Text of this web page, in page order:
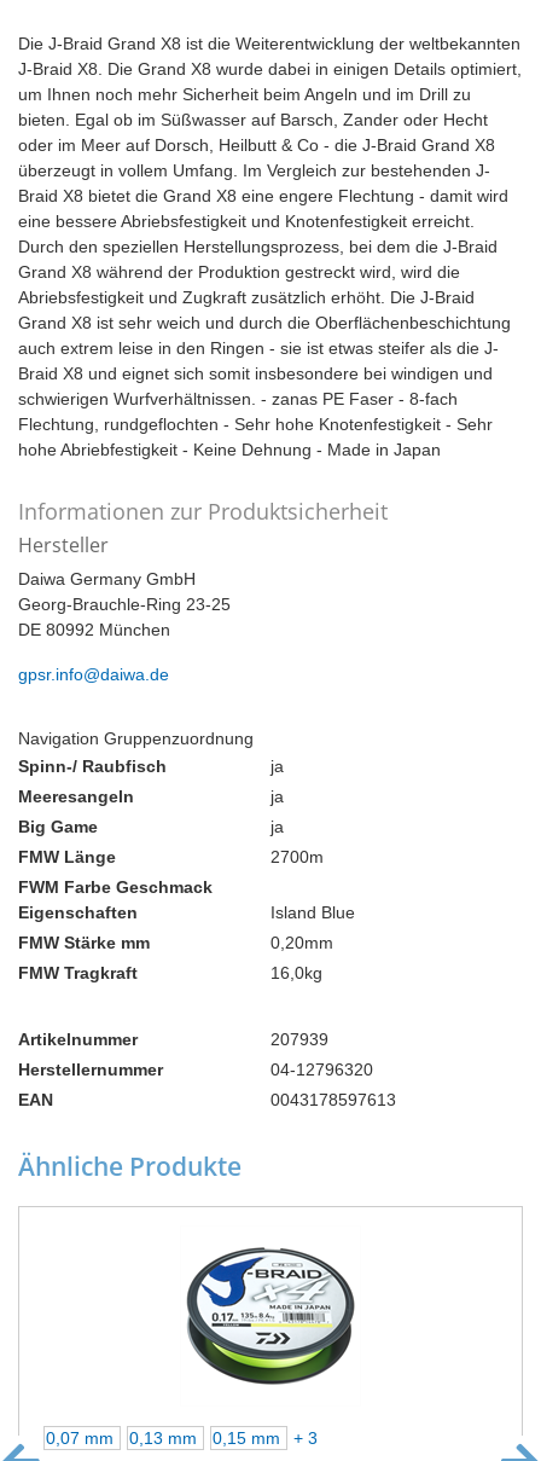
Die J-Braid Grand X8 ist die Weiterentwicklung der weltbekannten
J-Braid X8. Die Grand X8 wurde dabei in einigen Details optimiert,
um Ihnen noch mehr Sicherheit beim Angeln und im Drill zu
bieten. Egal ob im Süßwasser auf Barsch, Zander oder Hecht
oder im Meer auf Dorsch, Heilbutt & Co - die J-Braid Grand X8
überzeugt in vollem Umfang. Im Vergleich zur bestehenden J-
Braid X8 bietet die Grand X8 eine engere Flechtung - damit wird
eine bessere Abriebsfestigkeit und Knotenfestigkeit erreicht.
Durch den speziellen Herstellungsprozess, bei dem die J-Braid
Grand X8 während der Produktion gestreckt wird, wird die
Abriebsfestigkeit und Zugkraft zusätzlich erhöht. Die J-Braid
Grand X8 ist sehr weich und durch die Oberflächenbeschichtung
auch extrem leise in den Ringen - sie ist etwas steifer als die J-
Braid X8 und eignet sich somit insbesondere bei windigen und
schwierigen Wurfverhältnissen. - zanas PE Faser - 8-fach
Flechtung, rundgeflochten - Sehr hohe Knotenfestigkeit - Sehr
hohe Abriebfestigkeit - Keine Dehnung - Made in Japan
Informationen zur Produktsicherheit
Hersteller
Daiwa Germany GmbH
Georg-Brauchle-Ring 23-25
DE 80992 München
gpsr.info@daiwa.de
Navigation Gruppenzuordnung
Spinn-/ Raubfisch
ja
Meeresangeln
ja
Big Game
ja
FMW Länge
2700m
FWM Farbe Geschmack
Eigenschaften
Island Blue
FMW Stärke mm
0,20mm
FMW Tragkraft
16,0kg
Artikelnummer
207939
Herstellernummer
04-12796320
EAN
0043178597613
Ähnliche Produkte
0,07 mm 0,13 mm 0,15 mm
+ 3